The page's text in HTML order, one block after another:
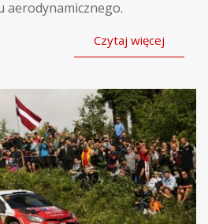
aerodynamicznego.
Czytaj więcej